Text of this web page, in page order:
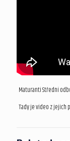
Maturanti Střední
Tady je video z jejich